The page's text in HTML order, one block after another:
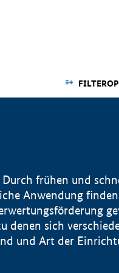
frühen und
Anwendung
denen sich
und Art der